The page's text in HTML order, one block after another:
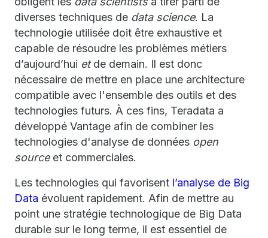
diverses techniques de data science. La
technologie utilisée doit être exhaustive et
capable de résoudre les problèmes métiers
d’aujourd’hui etde demain. Il est donc
nécessaire de mettre en place une architecture
compatible avec l'ensemble des outils et des
technologies futurs. À ces fins, Teradata a
développé Vantage afin de combiner les
technologies d'analyse de données open
sourceet commerciales.
Les technologies qui favorisent l’analyse de Big
Data évoluent rapidement. Afin de mettre au
point une stratégie technologique de Big Data
durable sur le long terme, il est essentiel de